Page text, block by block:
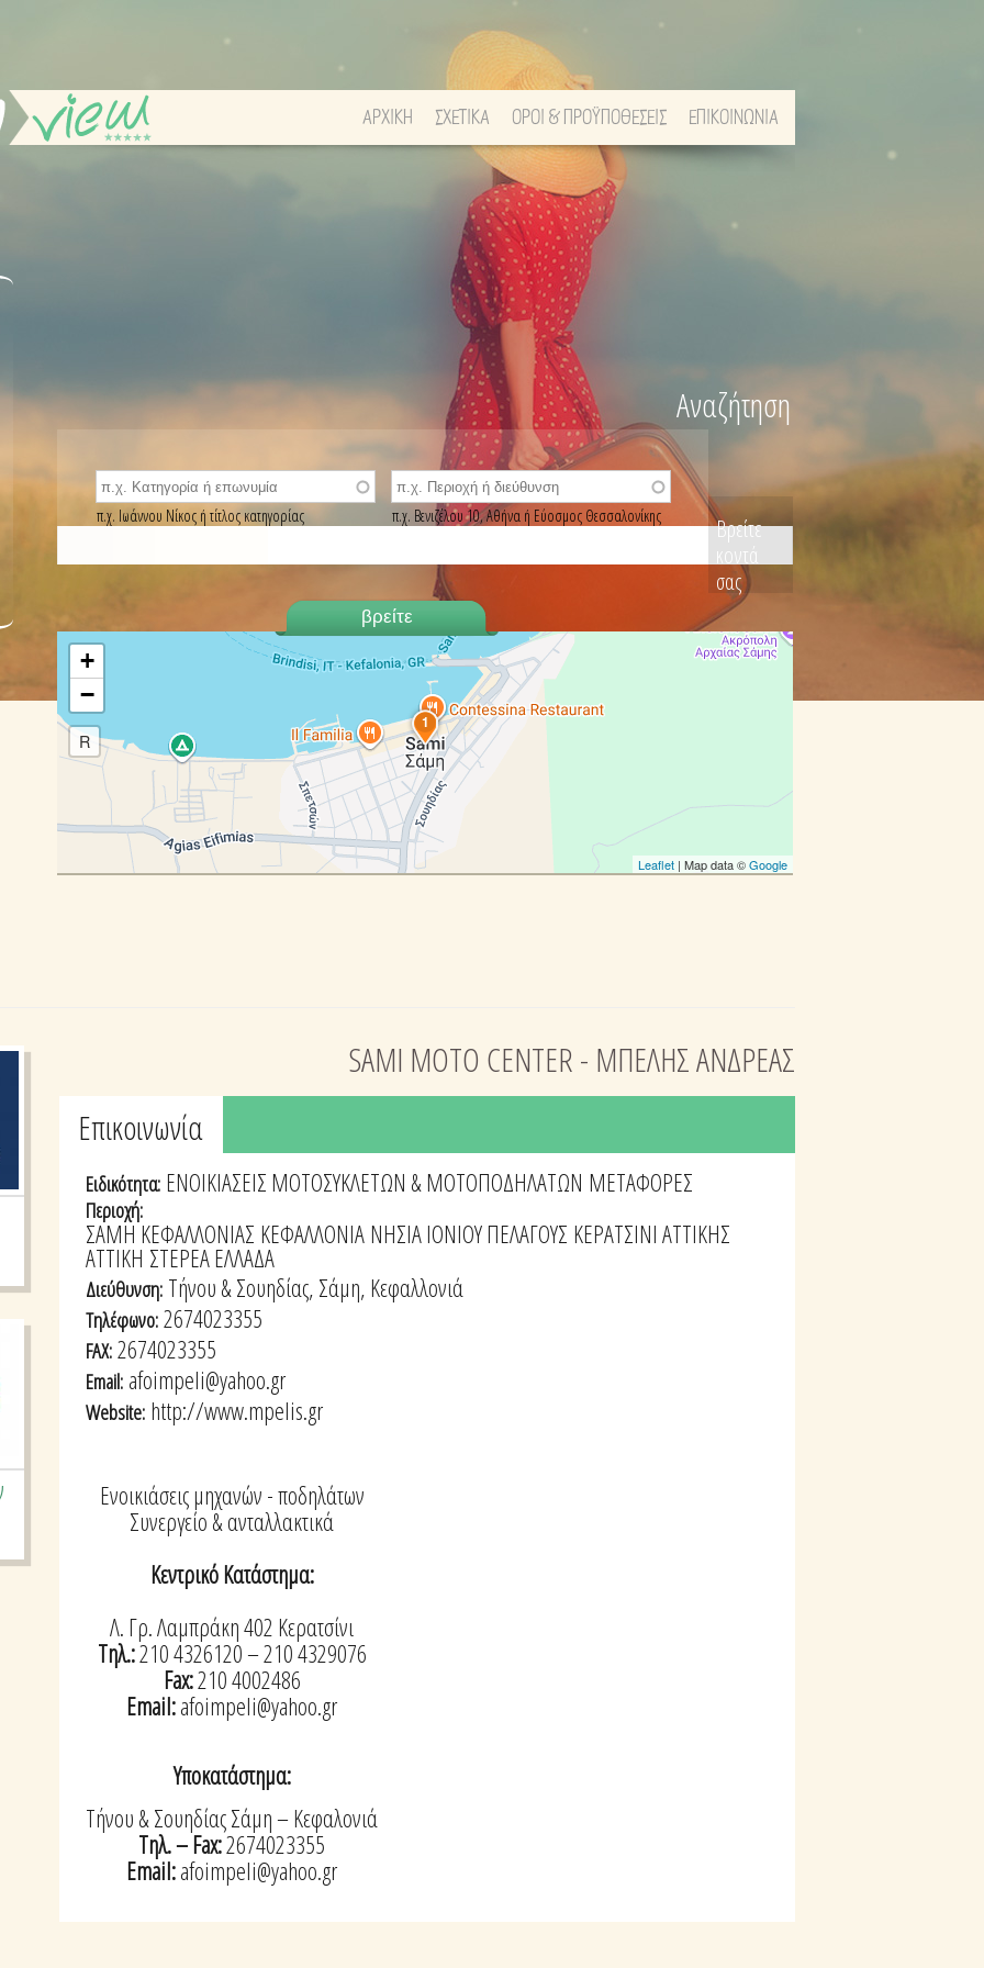
ΑΡΧΙΚΗ ΣΧΕΤΙΚΑ ΟΡΟΙ & ΠΡΟΫΠΟΘΕΣΕΙΣ ΕΠΙΚΟΙΝΩΝΙΑ
Αναζήτηση
π.χ. Ιωάννου Νίκος ή τίτλος κατηγορίας π.χ. Βενιζέλου 10, Αθήνα ή Εύοσμος Θεσσαλονίκης
Βρείτε
κοντά
σας
1
+
−
R
Leaflet | Map data ©Google
SAMI MOTO CENTER - ΜΠΕΛΗΣ ΑΝΔΡΕΑΣ
Tabs group καταχώρησης
Επικοινωνία
tab)
Ειδικότητα: ΕΝΟΙΚΙΑΣΕΙΣ ΜΟΤΟΣΥΚΛΕΤΩΝ & ΜΟΤΟΠΟΔΗΛΑΤΩΝ ΜΕΤΑΦΟΡΕΣ
Περιοχή:
ΣΑΜΗ ΚΕΦΑΛΛΟΝΙΑΣ ΚΕΦΑΛΛΟΝΙΑ ΝΗΣΙΑ ΙΟΝΙΟΥ ΠΕΛΑΓΟΥΣ ΚΕΡΑΤΣΙΝΙ ΑΤΤΙΚΗΣ
ΑΤΤΙΚΗ ΣΤΕΡΕΑ ΕΛΛΑΔΑ
Διεύθυνση: Τήνου & Σουηδίας, Σάμη, Κεφαλλονιά
Τηλέφωνο:2674023355
FAX:2674023355
Email: afoimpeli@yahoo.gr
Website: http://www.mpelis.gr
Ενοικιάσεις μηχανών - ποδηλάτων
Συνεργείο & ανταλλακτικά
Κεντρικό Κατάστημα:
Λ. Γρ. Λαμπράκη 402 Κερατσίνι
Τηλ.:210 4326120 – 210 4329076
Fax:210 4002486
Email:afoimpeli@yahoo.gr
Υποκατάστημα:
Τήνου & Σουηδίας Σάμη – Κεφαλονιά
Τηλ. – Fax:2674023355
Email:afoimpeli@yahoo.gr